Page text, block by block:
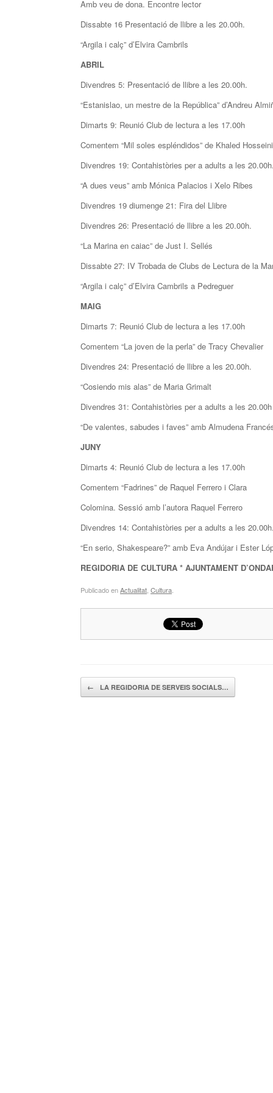
Amb veu de dona. Encontre lector
Dissabte 16 Presentació de llibre a les 20.00h.
“Argila i calç” d’Elvira Cambrils
ABRIL
Divendres 5: Presentació de llibre a les 20.00h.
“Estanislao, un mestre de la República” d’Andreu
Dimarts 9: Reunió Club de lectura a les 17.00h
Comentem “Mil soles espléndidos” de Khaled Hosseini
Divendres 19: Contahistòries per a adults a les 20.00h.
“A dues veus” amb Mónica Palacios i Xelo Ribes
Divendres 19 diumenge 21: Fira del Llibre
Divendres 26: Presentació de llibre a les 20.00h.
“La Marina en caiac” de Just I. Sellés
Dissabte 27: IV Trobada de Clubs de Lectura de la
“Argila i calç” d’Elvira Cambrils a Pedreguer
MAIG
Dimarts 7: Reunió Club de lectura a les 17.00h
Comentem “La joven de la perla” de Tracy Chevalier
Divendres 24: Presentació de llibre a les 20.00h.
“Cosiendo mis alas” de Maria Grimalt
Divendres 31: Contahistòries per a adults a les 20.00h
“De valentes, sabudes i faves” amb Almudena
JUNY
Dimarts 4: Reunió Club de lectura a les 17.00h
Comentem “Fadrines” de Raquel Ferrero i Clara
Colomina. Sessió amb l’autora Raquel Ferrero
Divendres 14: Contahistòries per a adults a les 20.00h.
“En serio, Shakespeare?” amb Eva Andújar i Ester
REGIDORIA DE CULTURA * AJUNTAMENT
Publicado enActualitat Cultura
Navegador de artículos
← LA REGIDORIA DE SERVEIS SOCIALS…